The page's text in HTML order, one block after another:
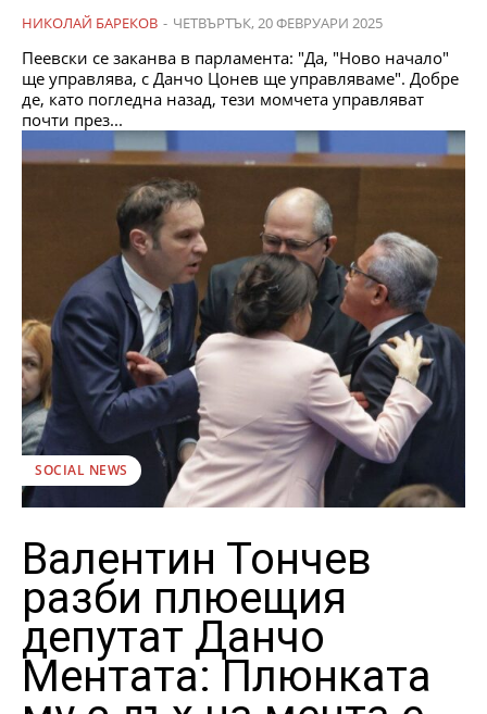
НИКОЛАЙ БАРЕКОВ - ЧЕТВЪРТЪК, 20 ФЕВРУАРИ 2025
Пеевски се заканва в парламента: "Да, "Ново начало"
ще управлява, с Данчо Цонев ще управляваме". Добре
де, като погледна назад, тези момчета управляват
почти през...
SOCIAL NEWS
Валентин Тончев
разби плюещия
депутат Данчо
Ментата: Плюнката